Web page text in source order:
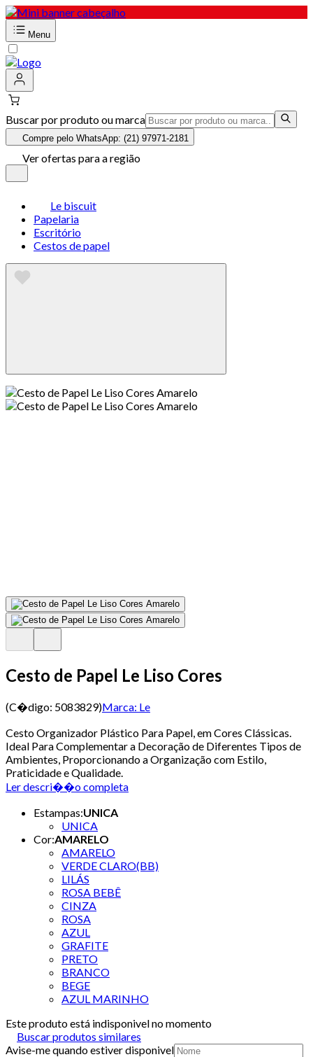
Menu
Buscar por produto ou marca
Compre pelo WhatsApp: (21) 97971-2181
Ver ofertas para a região
Le biscuit
Papelaria
Escritório
Cestos de papel
Cesto de Papel Le Liso Cores
(C�digo: 5083829)Marca: Le
Cesto Organizador Plástico Para Papel, em Cores Clássicas.
Ideal Para Complementar a Decoração de Diferentes Tipos de
Ambientes, Proporcionando a Organização com Estilo,
Praticidade e Qualidade.
Ler descri��o completa
Estampas:UNICA
UNICA
Cor:AMARELO
AMARELO
VERDE CLARO(BB)
LILÁS
ROSA BEBÊ
CINZA
ROSA
AZUL
GRAFITE
PRETO
BRANCO
BEGE
AZUL MARINHO
Este produto está indisponivel no momento
Buscar produtos similares
Avise-me quando estiver disponivel